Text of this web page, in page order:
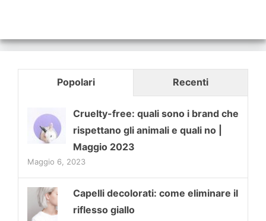
Popolari Recenti
Cruelty-free: quali sono i brand che
rispettano gli animali e quali no |
Maggio 2023
Maggio 6, 2023
Capelli decolorati: come eliminare il
riflesso giallo